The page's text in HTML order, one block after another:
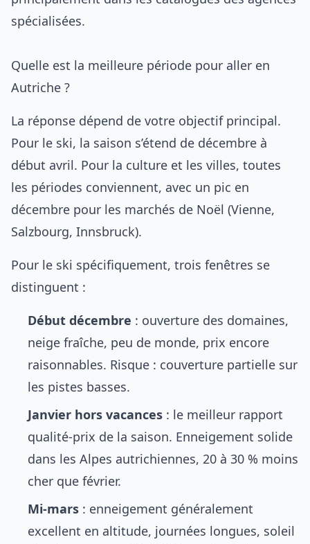
spécialisées.
Quelle est la meilleure période pour aller en
Autriche ?
La réponse dépend de votre objectif principal.
Pour le ski, la saison s’étend de décembre à
début avril. Pour la culture et les villes, toutes
les périodes conviennent, avec un pic en
décembre pour les marchés de Noël (Vienne,
Salzbourg, Innsbruck).
Pour le ski spécifiquement, trois fenêtres se
distinguent :
Début décembre : ouverture des domaines,
neige fraîche, peu de monde, prix encore
raisonnables. Risque : couverture partielle sur
les pistes basses.
Janvier hors vacances : le meilleur rapport
qualité-prix de la saison. Enneigement solide
dans les Alpes autrichiennes, 20 à 30 % moins
cher que février.
Mi-mars : enneigement généralement
excellent en altitude, journées longues, soleil